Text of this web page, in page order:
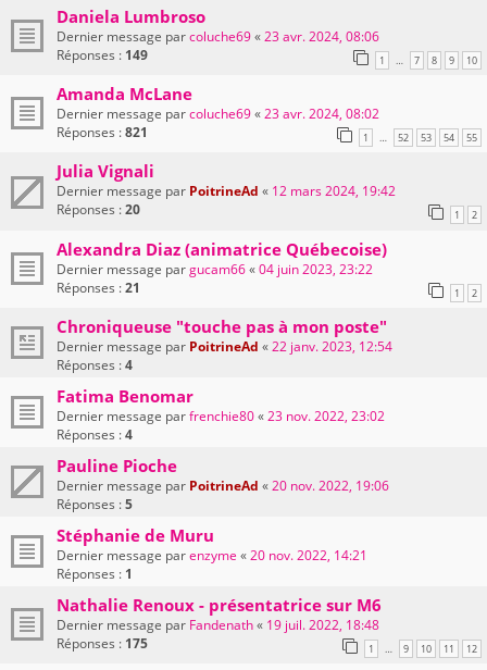
Daniela Lumbroso
Dernier message parcoluche69«23 avr. 2024, 08:06
Réponses : 149 1 … 7 8 9 10
Amanda McLane
Dernier message parcoluche69«23 avr. 2024, 08:02
Réponses :821 1 … 52 53 54 55
Julia Vignali
Dernier message par PoitrineAd « 12 mars 2024, 19:42
Réponses :20 1 2
Alexandra Diaz (animatrice Québecoise)
Dernier message pargucam66«04 juin 2023, 23:22
Réponses :21 1 2
Chroniqueuse "touche pas à mon poste"
Dernier message par PoitrineAd «22 janv. 2023, 12:54
Réponses :4
Fatima Benomar
Dernier message parfrenchie80«23 nov. 2022, 23:02
Réponses :4
Pauline Pioche
Dernier message par PoitrineAd «20 nov. 2022, 19:06
Réponses :5
Stéphanie de Muru
Dernier message parenzyme «20 nov. 2022, 14:21
Réponses : 1
Nathalie Renoux - présentatrice sur M6
Dernier message par Fandenath« 19 juil. 2022, 18:48
Réponses : 175 1 … 9 10 11 12